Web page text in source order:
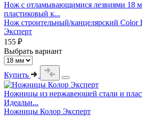
Нож с отламывающимися лезвиями 18
пластиковый к...
Нож строительный/канцелярский Color
Эксперт
155 ₽
Выбрать вариант
Купить
Ножницы из нержавеющей стали и
Идеальн...
Ножницы Колор Эксперт